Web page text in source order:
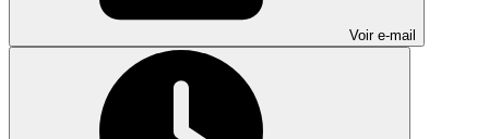
Voir e-mail